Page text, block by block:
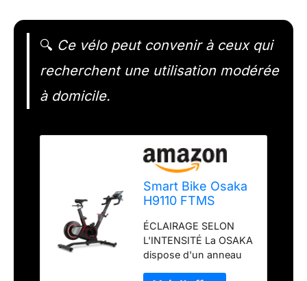
🔍 Ce vélo peut convenir à ceux qui
recherchent une utilisation modérée
à domicile.
Smart Bike Osaka
H9110 FTMS
ÉCLAIRAGE SELON
L'INTENSITÉ La OSAKA
dispose d'un anneau